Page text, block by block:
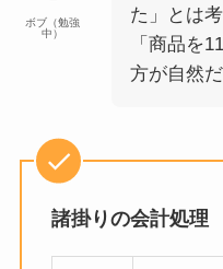
ボブ（勉強
中）
た」とは
「商品を
方が自然
諸掛りの会計処理